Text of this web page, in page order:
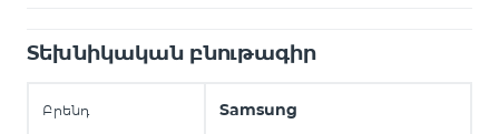
Տեխնիկական բնութագիր
Բրենդ Samsung